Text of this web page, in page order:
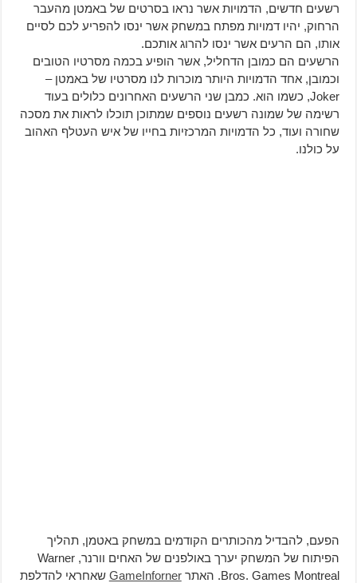
רשעים חדשים, הדמויות אשר נראו בסרטים של באמטן מהעבר
הרחוק, יהיו דמויות מפתח במשחק אשר ינסו להפריע לכם לסיים
אותו, הם הרעים אשר ינסו להרוג אותכם.
הרשעים הם כמובן הדחליל, אשר הופיע בכמה מסרטיו הטובים
וכמובן, אחד הדמויות היותר מוכרות לנו מסרטיו של באמטן –
Joker, כשמו הוא. כמבן שני הרשעים האחרונים כלולים בעוד
רשימה של שמונה רשעים נוספים שמתוכן תוכלו לראות את מסכה
שחורה ועוד, כל הדמויות המרכזיות בחייו של איש העטלף האהוב
על כולנו.
הפעם, להבדיל מהכותרים הקודמים במשחק באטמן, תהליך
הפיתוח של המשחק יערך באולפנים של האחים וורנר, Warner
Bros. Games Montreal. האתר
GameInfornerשאחראי להדלפת